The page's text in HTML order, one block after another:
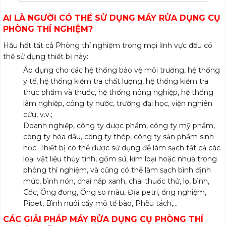
AI LÀ NGƯỜI CÓ THỂ SỬ DỤNG MÁY RỬA DỤNG CỤ
PHÒNG THÍ NGHIỆM?
Hầu hết tất cả Phòng thí nghiệm trong mọi lĩnh vực đều có
thể sử dụng thiết bị này:
Áp dụng cho các hệ thống bảo vệ môi trường, hệ thống
y tế, hệ thống kiểm tra chất lượng, hệ thống kiểm tra
thực phẩm và thuốc, hệ thống nông nghiệp, hệ thống
lâm nghiệp, công ty nước, trường đại học, viện nghiên
cứu, v.v.;
Doanh nghiệp, công ty dược phẩm, công ty mỹ phẩm,
công ty hóa dầu, công ty thép, công ty sản phẩm sinh
học. Thiết bị có thể được sử dụng để làm sạch tất cả các
loại vật liệu thủy tinh, gốm sứ, kim loại hoặc nhựa trong
phòng thí nghiệm, và cũng có thể làm sạch bình định
mức, bình nón, chai nắp xanh, chai thuốc thử, lọ, bình,
Cốc, Ống đong, Ống so màu, Đĩa petri, ống nghiệm,
Pipet, Bình nuôi cấy mô tế bào, Phễu tách,…
CÁC GIẢI PHÁP MÁY RỬA DỤNG CỤ PHÒNG THÍ